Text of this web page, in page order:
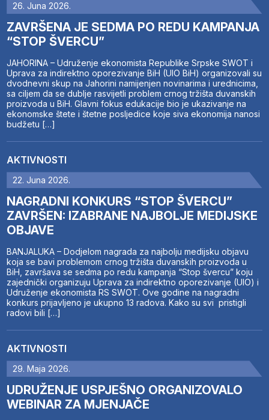
26. Juna 2026.
ZAVRŠENA JE SEDMA PO REDU KAMPANJA
“STOP ŠVERCU”
JAHORINA – Udruženje ekonomista Republike Srpske SWOT i
Uprava za indirektno oporezivanje BiH (UIO BiH) organizovali su
dvodnevni skup na Jahorini namijenjen novinarima i urednicima,
sa ciljem da se dublje rasvijetli problem crnog tržišta duvanskih
proizvoda u BiH. Glavni fokus edukacije bio je ukazivanje na
ekonomske štete i štetne posljedice koje siva ekonomija nanosi
budžetu […]
AKTIVNOSTI
22. Juna 2026.
NAGRADNI KONKURS “STOP ŠVERCU”
ZAVRŠEN: IZABRANE NAJBOLJE MEDIJSKE
OBJAVE
BANJALUKA – Dodjelom nagrada za najbolju medijsku objavu
koja se bavi problemom crnog tržišta duvanskih proizvoda u
BiH, završava se sedma po redu kampanja “Stop švercu” koju
zajednički organizuju Uprava za indirektno oporezivanje (UIO) i
Udruženje ekonomista RS SWOT. Ove godine na nagradni
konkurs prijavljeno je ukupno 13 radova. Kako su svi pristigli
radovi bili […]
AKTIVNOSTI
29. Maja 2026.
UDRUŽENJE USPJEŠNO ORGANIZOVALO
WEBINAR ZA MJENJAČE